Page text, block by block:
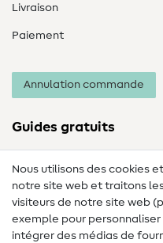
Livraison
Paiement
Annulation commande
Guides gratuits
Lexique de couture
Tutos de couture
Nous utilisons des cookies
notre site web et traitons
visiteurs de notre site web
exemple pour
intégrer des médias de